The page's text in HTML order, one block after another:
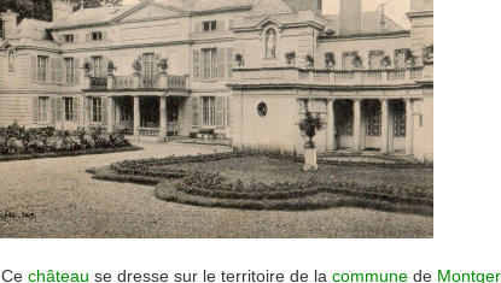
Ce château se dresse sur le territoire de la commune de